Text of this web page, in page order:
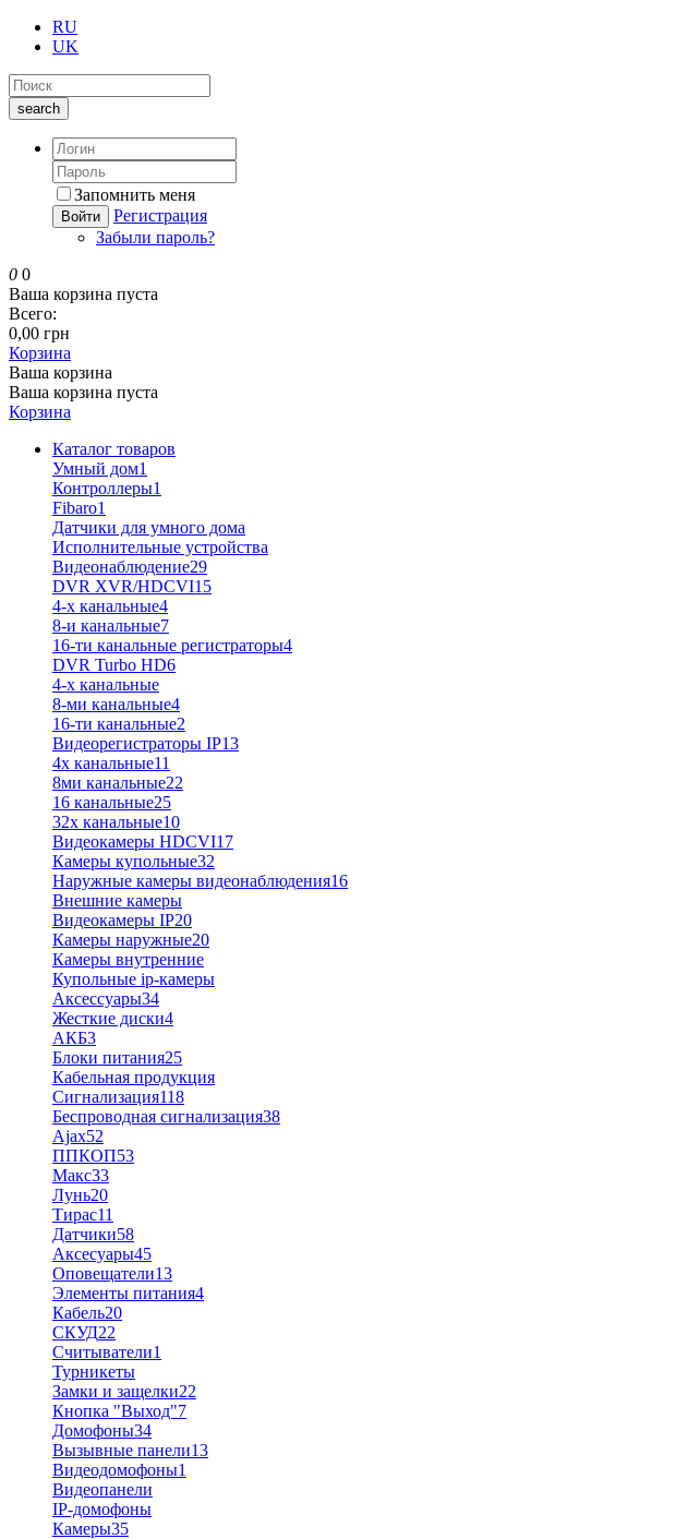
RU
UK
search
Запомнить меня
Войти
Регистрация
Забыли пароль?
0 0
Ваша корзина пуста
Всего:
0,00 грн
Корзина
Ваша корзина
Ваша корзина пуста
Корзина
Каталог товаров
Умный дом1
Контроллеры1
Fibaro1
Датчики для умного дома
Исполнительные устройства
Видеонаблюдение29
DVR XVR/HDCVI15
4-x канальные4
8-и канальные7
16-ти канальные регистраторы4
DVR Turbo HD6
4-х канальные
8-ми канальные4
16-ти канальные2
Видеорегистраторы IP13
4х канальные11
8ми канальные22
16 канальные25
32x канальные10
Видеокамеры HDCVI17
Камеры купольные32
Наружные камеры видеонаблюдения16
Внешние камеры
Видеокамеры IP20
Камеры наружные20
Камеры внутренние
Купольные ip-камеры
Аксессуары34
Жесткие диски4
АКБ3
Блоки питания25
Кабельная продукция
Сигнализация118
Беспроводная сигнализация38
Ajax52
ППКОП53
Макс33
Лунь20
Тирас11
Датчики58
Аксесуары45
Оповещатели13
Элементы питания4
Кабель20
СКУД22
Считыватели1
Турникеты
Замки и защелки22
Кнопка "Выход"7
Домофоны34
Вызывные панели13
Видеодомофоны1
Видеопанели
IP-домофоны
Камеры35